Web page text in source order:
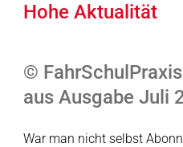
Hohe Aktualität
©
aus Ausgabe Juli
War man nicht selbst